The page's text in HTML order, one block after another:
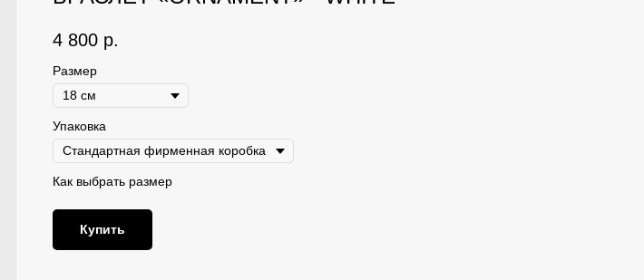
4 800 р.
Размер
Упаковка
Как выбрать размер
Купить